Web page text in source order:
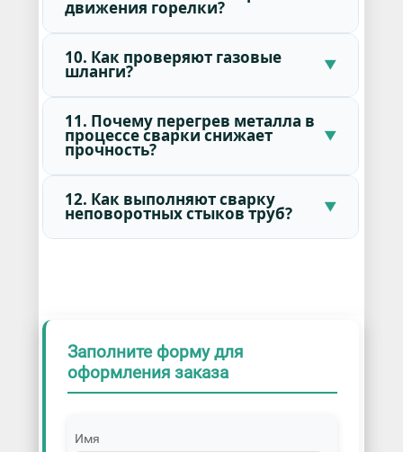
движения горелки?
10. Как проверяют газовые
шланги?
11. Почему перегрев металла в
процессе сварки снижает
прочность?
12. Как выполняют сварку
неповоротных стыков труб?
Заполните форму для
оформления заказа
Имя